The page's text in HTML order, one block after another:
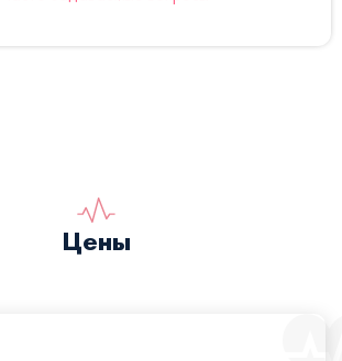
Цены